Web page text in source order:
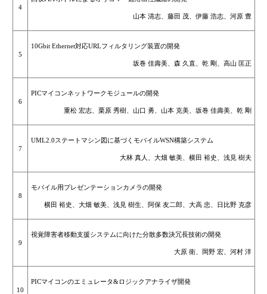
4
山本 清志、藤田 茂、伊藤 浩志、河原 豊
5
10Gbit Ethernet対応URLフィルタリング装置の開発
坂巻 佳壽美、森 久直、乾 剛、高山 匡正
6
PICマイコンネットワークモジュールの開発
重松 宏志、栗原 秀樹、山口 勇、山本 克美、坂巻 佳壽美、乾 剛
7
UML2.0ステートマシン図に基づくモバイルWSN構築システム
大林 真人、大畑 敏美、横田 裕史、浅見 樹夫
8
モバイル用プレゼンテーションカメラの開発
横田 裕史、大畑 敏美、浅見 樹生、阿保 友二郎、大高 忠、日比野 克彦
9
視覚障害者移動支援システムに向けた分散多数決冗長技術の開発
大原 衛、岡野 宏、河村 洋
10
PICマイコンのエミュレータ&ロジックアナライザ開発